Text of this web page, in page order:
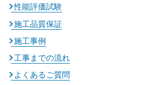
性能評価試験
施工品質保証
施工事例
工事までの流れ
よくあるご質問